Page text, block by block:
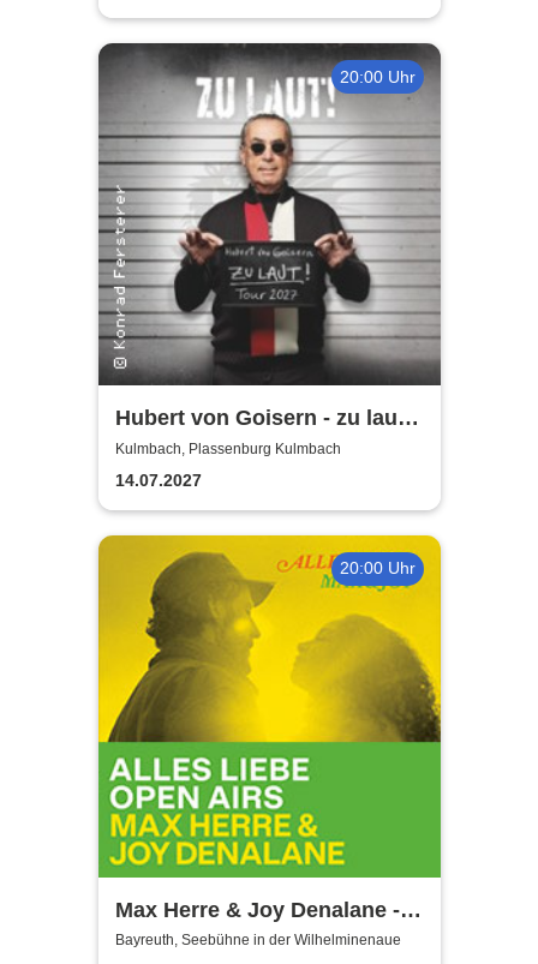
20:00 Uhr
Hubert von Goisern - zu laut!
Tour 2027
Kulmbach, Plassenburg Kulmbach
14.07.2027
20:00 Uhr
Max Herre & Joy Denalane -
Alles Liebe Open Airs '26
Bayreuth, Seebühne in der Wilhelminenaue